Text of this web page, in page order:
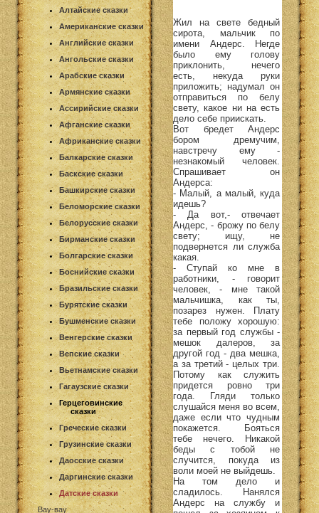
Алтайские сказки
Американские сказки
Английские сказки
Ангольские сказки
Арабские сказки
Армянские сказки
Ассирийские сказки
Афганские сказки
Африканские сказки
Балкарские сказки
Баскские сказки
Башкирские сказки
Беломорские сказки
Белорусские сказки
Бирманские сказки
Болгарские сказки
Боснийские сказки
Бразильские сказки
Бурятские сказки
Бушменские сказки
Венгерские сказки
Вепские сказки
Вьетнамские сказки
Гагаузские сказки
Герцеговинские
сказки
Греческие сказки
Грузинские сказки
Даосские сказки
Даргинские сказки
Датские сказки
Вау-вау
Жил на свете бедный
сирота, мальчик по
имени Андерс. Негде
было ему голову
приклонить, нечего
есть, некуда руки
приложить; надумал он
отправиться по белу
свету, какое ни на есть
дело себе приискать.
Вот бредет Андерс
бором дремучим,
навстречу ему -
незнакомый человек.
Спрашивает он
Андерса:
- Малый, а малый, куда
идешь?
- Да вот,- отвечает
Андерс, - брожу по белу
свету; ищу, не
подвернется ли служба
какая.
- Ступай ко мне в
работники, - говорит
человек, - мне такой
мальчишка, как ты,
позарез нужен. Плату
тебе положу хорошую:
за первый год службы -
мешок далеров, за
другой год - два мешка,
а за третий - целых три.
Потому как служить
придется ровно три
года. Гляди только
слушайся меня во всем,
даже если что чудным
покажется. Бояться
тебе нечего. Никакой
беды с тобой не
случится, покуда из
воли моей не выйдешь.
На том дело и
сладилось. Нанялся
Андерс на службу и